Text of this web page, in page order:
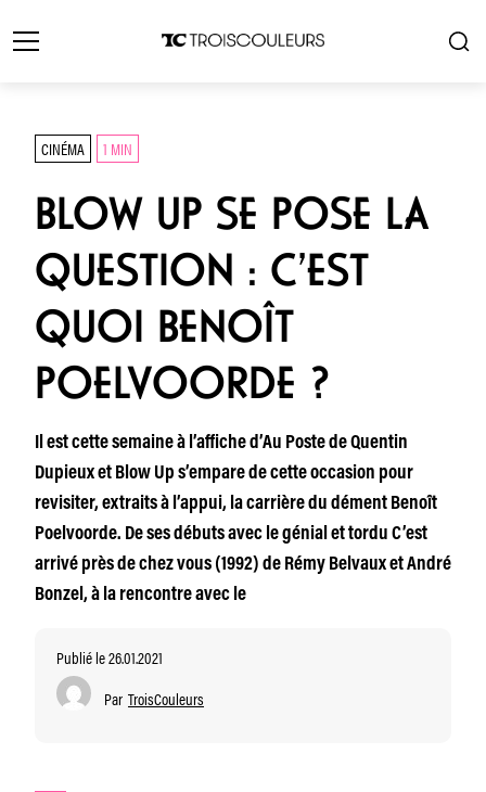
CINÉMA 1 MIN
BLOW UP SE POSE LA
QUESTION : C’EST
QUOI BENOÎT
POELVOORDE ?
Il est cette semaine à l’affiche d’Au Poste de Quentin
Dupieux et Blow Up s’empare de cette occasion pour
revisiter, extraits à l’appui, la carrière du dément Benoît
Poelvoorde. De ses débuts avec le génial et tordu C’est
arrivé près de chez vous (1992) de Rémy Belvaux et André
Bonzel, à la rencontre avec le
Publié le 26.01.2021
Par TroisCouleurs